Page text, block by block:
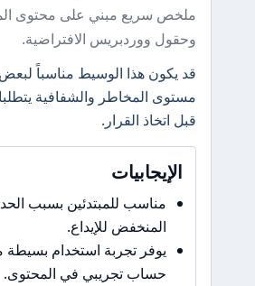
ملخص سريع مبني على محتوى
وحقول ووردبريس الافتراضية.
قد يكون هذا الوسيط مناسباً لبعض
مستوى المخاطر والشفافية
قبل اتخاذ القرار.
الإيجابيات
مناسب للمبتدئين بسبب الحد
المنخفض للإيداع.
يوفر تجربة استخدام بسيطة
حساب تجريبي في المحتوى.